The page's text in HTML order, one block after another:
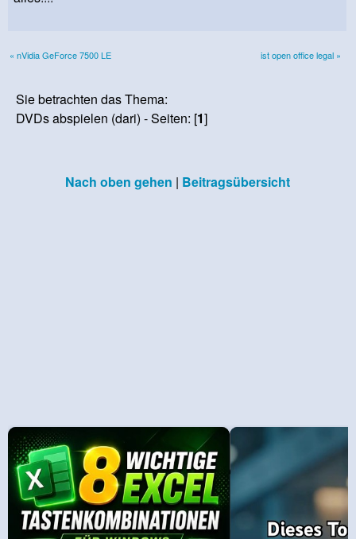
« nVidia GeForce 7500 LE ist open office legal »
Sie betrachten das Thema:
DVDs abspielen (dari) - Seiten: [1]
Nach oben gehen | Beitragsübersicht